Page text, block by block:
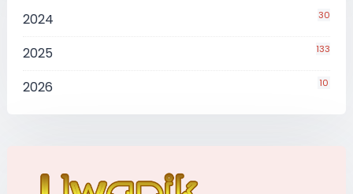
2024
30
2025 133
2026 10